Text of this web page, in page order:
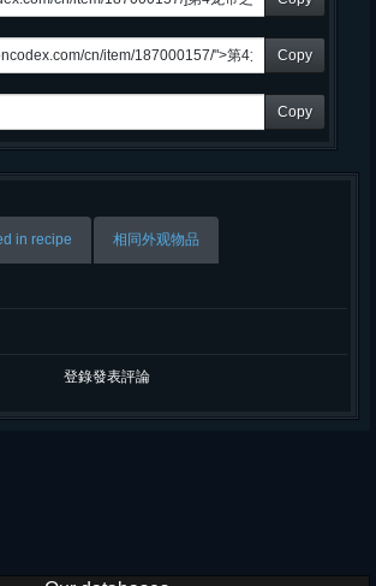
Copy
Copy
in recipe 相同外观物品
登錄發表評論